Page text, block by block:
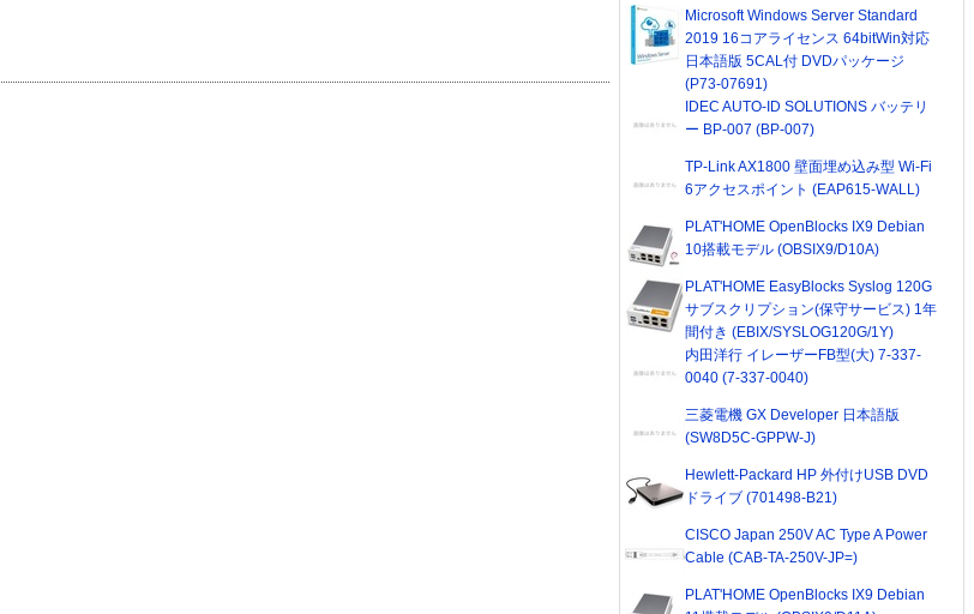
Microsoft Windows Server Standard
2019 16コアライセンス 64bitWin対応
日本語版 5CAL付 DVDパッケージ
(P73-07691)
IDEC AUTO-ID SOLUTIONS バッテリ
ー BP-007 (BP-007)
TP-Link AX1800 壁面埋め込み型 Wi-Fi
6アクセスポイント (EAP615-WALL)
PLAT'HOME OpenBlocks IX9 Debian
10搭載モデル (OBSIX9/D10A)
PLAT'HOME EasyBlocks Syslog 120G
サブスクリプション(保守サービス) 1年
間付き (EBIX/SYSLOG120G/1Y)
内田洋行 イレーザーFB型(大) 7-337-
0040 (7-337-0040)
三菱電機 GX Developer 日本語版
(SW8D5C-GPPW-J)
Hewlett-Packard HP 外付けUSB DVD
ドライブ (701498-B21)
CISCO Japan 250V AC Type A Power
Cable (CAB-TA-250V-JP=)
PLAT'HOME OpenBlocks IX9 Debian